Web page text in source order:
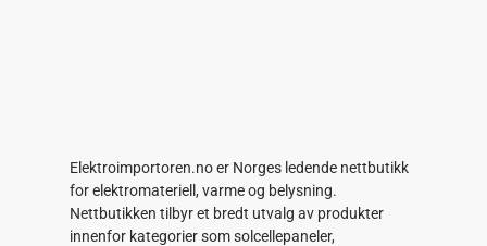
Elektroimportoren.no er Norges ledende nettbutikk
for elektromateriell, varme og belysning.
Nettbutikken tilbyr et bredt utvalg av produkter
innenfor kategorier som solcellepaneler,